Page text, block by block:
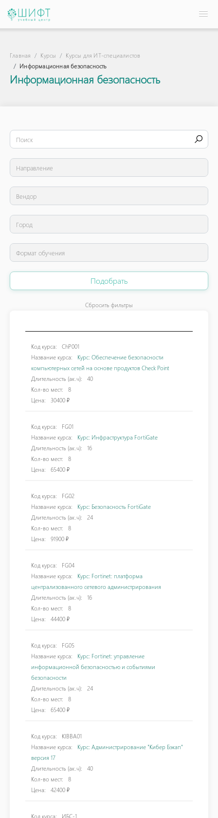
Главная Курсы
Курсы для ИТ-специалистов
Информационная безопасность
Информационная безопасность
Подобрать
Сбросить фильтры
Код курса:
ChP001
Название курса:
Курс: Обеспечение безопасности
компьютерных сетей на основе продуктов Check Point
Длительность (ак.ч):
40
Кол-во мест:
8
Цена:
30400 ₽
Код курса:
FG01
Название курса:
Курс: Инфраструктура FortiGate
Длительность (ак.ч):
16
Кол-во мест:
8
Цена:
65400 ₽
Код курса:
FG02
Название курса:
Курс: Безопасность FortiGate
Длительность (ак.ч):
24
Кол-во мест:
8
Цена:
91900 ₽
Код курса:
FG04
Название курса:
Курс: Fortinet: платформа
централизованного сетевого администрирования
Длительность (ак.ч):
16
Кол-во мест:
8
Цена:
44400 ₽
Код курса:
FG05
Название курса:
Курс: Fortinet: управление
информационной безопасностью и событиями
безопасности
Длительность (ак.ч):
24
Кол-во мест:
8
Цена:
65400 ₽
Код курса:
KIBBA01
Название курса:
Курс: Администрирование "Кибер Бэкап"
версия 17
Длительность (ак.ч):
40
Кол-во мест:
8
Цена:
42400 ₽
Код курса:
ИБС-1